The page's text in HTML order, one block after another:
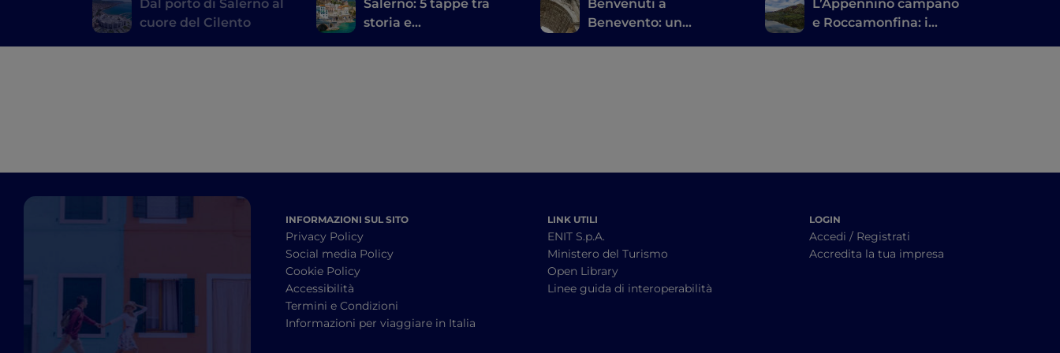
Dal porto di Salerno al
cuore del Cilento
Salerno: 5 tappe tra
storia e
Benvenuti a
Benevento: un
L’Appennino campano
e Roccamonfina: i
INFORMAZIONI SUL SITO
Privacy Policy
Social media Policy
Cookie Policy
Accessibilità
Termini e Condizioni
Informazioni per viaggiare in Italia
LINK UTILI
ENIT S.p.A.
Ministero del Turismo
Open Library
Linee guida di interoperabilità
LOGIN
Accedi / Registrati
Accredita la tua impresa